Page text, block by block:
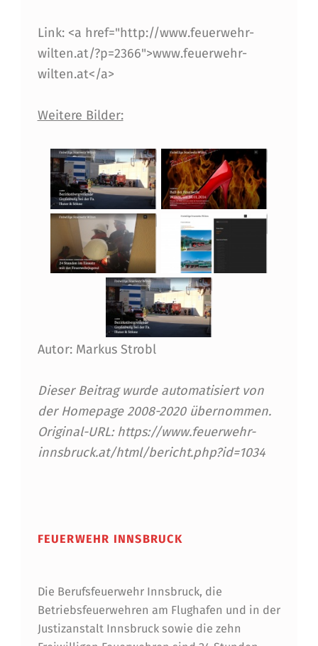
R
T
E
T
N
U
H
M
E
P
I
S
N
Link: <a href="http://www.feuerwehr-
wilten.at/?p=2366">www.feuerwehr-
wilten.at</a>
Weitere Bilder:
Autor: Markus Strobl
Dieser Beitrag wurde automatisiert von
der Homepage 2008-2020 übernommen.
Original-URL: https://www.feuerwehr-
innsbruck.at/html/bericht.php?id=1034
FEUERWEHR INNSBRUCK
Die Berufsfeuerwehr Innsbruck, die
Betriebsfeuerwehren am Flughafen und in der
Justizanstalt Innsbruck sowie die zehn